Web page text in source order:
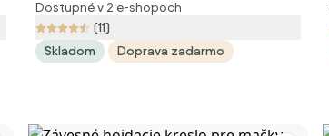
Dostupné v 2 e-shopoch
(11)
Skladom
Doprava zadarmo